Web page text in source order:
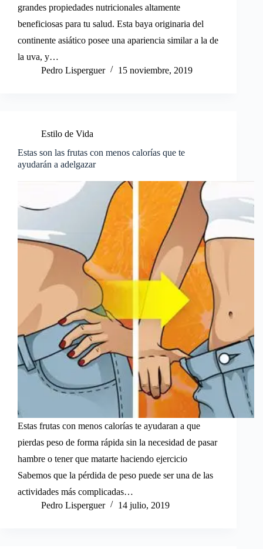
grandes propiedades nutricionales altamente
beneficiosas para tu salud. Esta baya originaria del
continente asiático posee una apariencia similar a la de
la uva, y…
Pedro Lisperguer
15 noviembre, 2019
Estilo de Vida
Estas son las frutas con menos calorías que te
ayudarán a adelgazar
Estas frutas con menos calorías te ayudaran a que
pierdas peso de forma rápida sin la necesidad de pasar
hambre o tener que matarte haciendo ejercicio
Sabemos que la pérdida de peso puede ser una de las
actividades más complicadas…
Pedro Lisperguer
14 julio, 2019